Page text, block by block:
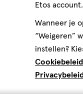
Meer laden
Etos account.
Wanneer je
“Weigeren”
instellen?
Cookiebeleid